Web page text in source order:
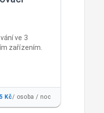
ve 3
zařízením.
Kč/ osoba / noc